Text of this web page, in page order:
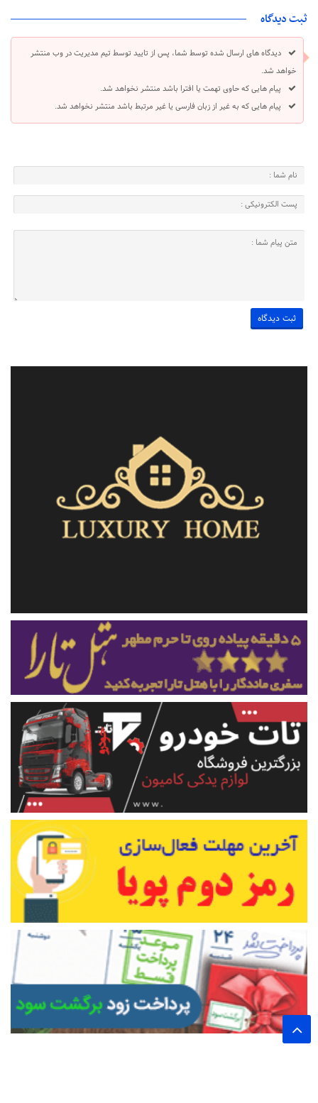
ثبت دیدگاه
دیدگاه های ارسال شده توسط شما، پس از تایید توسط تیم مدیریت در وب منتشر
خواهد شد.
پیام هایی که حاوی تهمت یا افترا باشد منتشر نخواهد شد.
پیام هایی که به غیر از زبان فارسی یا غیر مرتبط باشد منتشر نخواهد شد.